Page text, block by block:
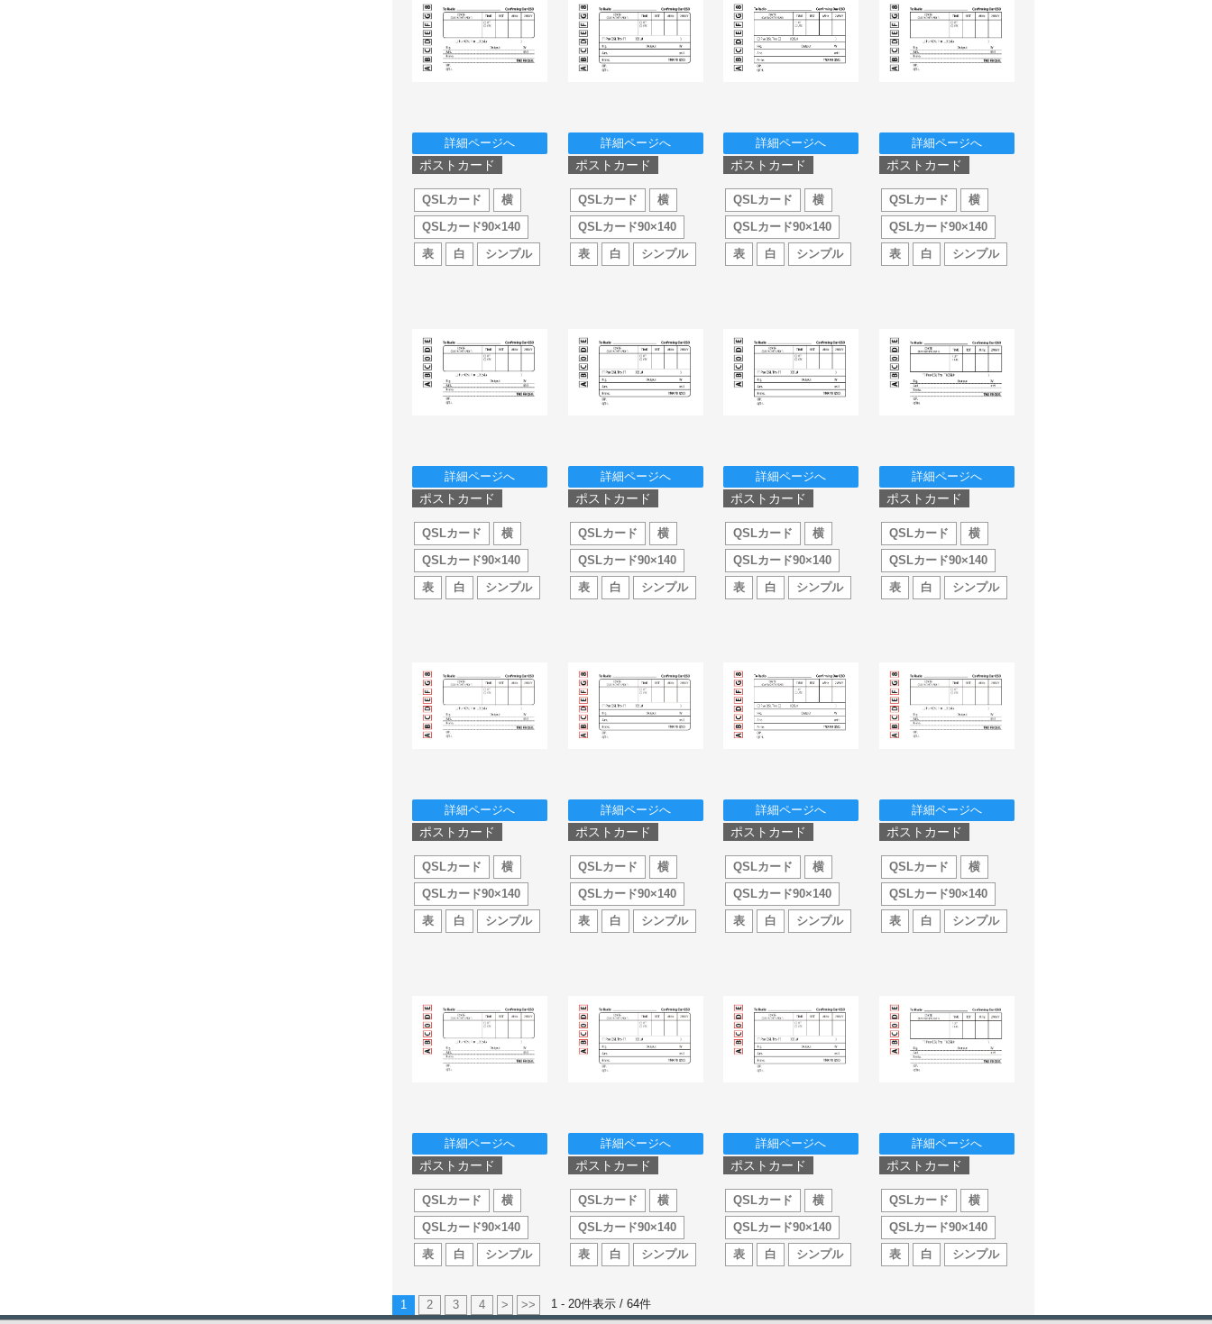
詳細ページへ
ポストカード
QSLカード
横
QSLカード90×140
表
白 シンプル
詳細ページへ
ポストカード
QSLカード
横
QSLカード90×140
表
白 シンプル
詳細ページへ
ポストカード
QSLカード
横
QSLカード90×140
表
白 シンプル
詳細ページへ
ポストカード
QSLカード
横
QSLカード90×140
表
白 シンプル
詳細ページへ
ポストカード
QSLカード
横
QSLカード90×140
表
白 シンプル
詳細ページへ
ポストカード
QSLカード
横
QSLカード90×140
表
白 シンプル
詳細ページへ
ポストカード
QSLカード
横
QSLカード90×140
表
白 シンプル
詳細ページへ
ポストカード
QSLカード
横
QSLカード90×140
表
白 シンプル
詳細ページへ
ポストカード
QSLカード
横
QSLカード90×140
表
白 シンプル
詳細ページへ
ポストカード
QSLカード
横
QSLカード90×140
表
白 シンプル
詳細ページへ
ポストカード
QSLカード
横
QSLカード90×140
表
白 シンプル
詳細ページへ
ポストカード
QSLカード
横
QSLカード90×140
表
白 シンプル
詳細ページへ
ポストカード
QSLカード
横
QSLカード90×140
表
白 シンプル
詳細ページへ
ポストカード
QSLカード
横
QSLカード90×140
表
白 シンプル
詳細ページへ
ポストカード
QSLカード
横
QSLカード90×140
表
白 シンプル
詳細ページへ
ポストカード
QSLカード
横
QSLカード90×140
表
白 シンプル
1 2 3 4 > >> 1 - 20件表示 / 64件